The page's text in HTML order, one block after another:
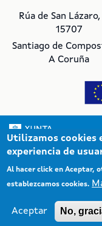
Rúa de San
15707
Santiago de
A Coruña
© Xunta de Galicia.
Xunta de Galicia
Atención a la ciudadanía
Aviso legal
Mapa del portal
Utilizamos cookies
experiencia de
Al hacer click en Aceptar,
establezcamos cookies.
Aceptar No,